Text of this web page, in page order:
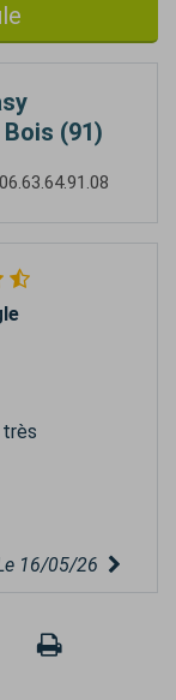
(91)
06.63.64.91.08
très
16/05/26